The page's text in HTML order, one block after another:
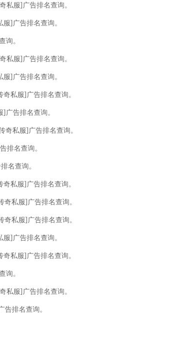
服]广告排名查询。
]广告排名查询。
询。
服]广告排名查询。
]广告排名查询。
私服]广告排名查询。
告排名查询。
服]广告排名查询。
排名查询。
名查询。
私服]广告排名查询。
私服]广告排名查询。
私服]广告排名查询。
广告排名查询。
服]广告排名查询。
询。
服]广告排名查询。
排名查询。